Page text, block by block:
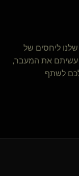
ליחסים של
עשיתם את המעבר,
לשתף